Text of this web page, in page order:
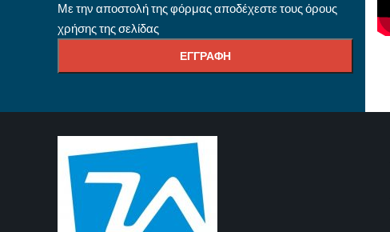
Με την αποστολή της φόρμας αποδέχεστε τους όρους
χρήσης της σελίδας